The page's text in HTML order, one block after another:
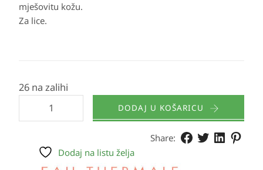
mješovitu kožu.
Za lice.
26 na zalihi
DODAJ U KOŠARICU
Share:
Dodaj na listu želja